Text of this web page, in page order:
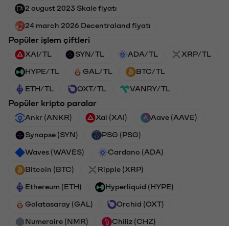
2 august 2023 Skale fiyatı
24 march 2026 Decentraland fiyatı
Popüler işlem çiftleri
XAI/TL SYN/TL ADA/TL XRP/TL
HYPE/TL GAL/TL BTC/TL
ETH/TL OXT/TL VANRY/TL
Popüler kripto paralar
Ankr (ANKR) Xai (XAI) Aave (AAVE)
Synapse (SYN) PSG (PSG)
Waves (WAVES) Cardano (ADA)
Bitcoin (BTC) Ripple (XRP)
Ethereum (ETH) Hyperliquid (HYPE)
Galatasaray (GAL) Orchid (OXT)
Numeraire (NMR) Chiliz (CHZ)